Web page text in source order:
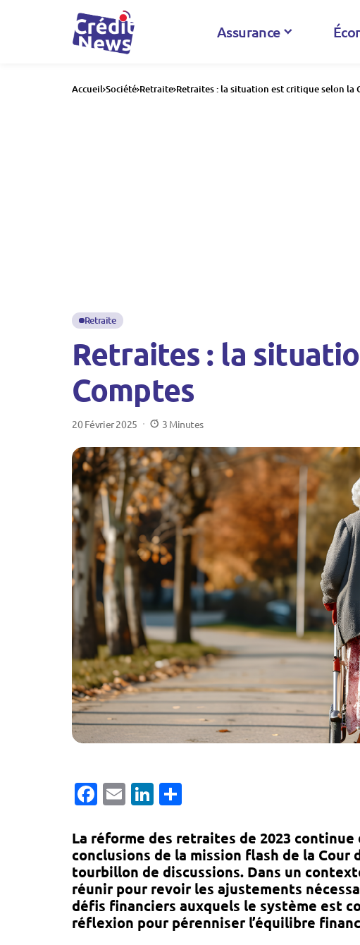
Assurance
Accueil Société Retraite Retraites : la situation est critique selon la
Retraite
Retraites : la
Comptes
20 Février 2025 3 Minutes
Facebook
EmailLinkedIn
La réforme des retraites de 2023
conclusions de la mission flash de la
tourbillon de discussions. Dans un
réunir pour revoir les ajustements
défis financiers auxquels le système est
réflexion pour pérenniser l’équilibre